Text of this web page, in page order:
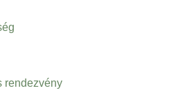
rendezvény